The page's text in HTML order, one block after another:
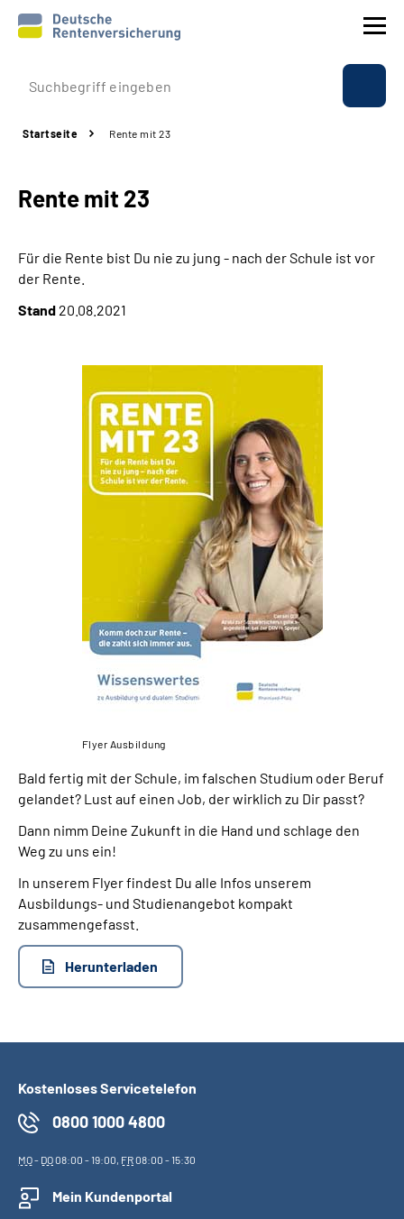
Prävention
Rente
Beratung & Kontakt
Online-Services
Language
Inhalte in Gebärdensprache (DGS)
Mein Kundenportal
Startseite Rente mit 23
Rente mit 23
Für die Rente bist Du nie zu jung - nach der Schule ist vor
der Rente.
Stand 20.08.2021
Flyer Ausbildung
Bald fertig mit der Schule, im falschen Studium oder Beruf
gelandet? Lust auf einen Job, der wirklich zu Dir passt?
Dann nimm Deine Zukunft in die Hand und schlage den
Weg zu uns ein!
In unserem Flyer findest Du alle Infos unserem
Ausbildungs- und Studienangebot kompakt
zusammengefasst.
Herunterladen
Kostenloses Servicetelefon
0800 1000 4800
MO- DO08:00 - 19:00, FR08:00 - 15:30
Mein Kundenportal